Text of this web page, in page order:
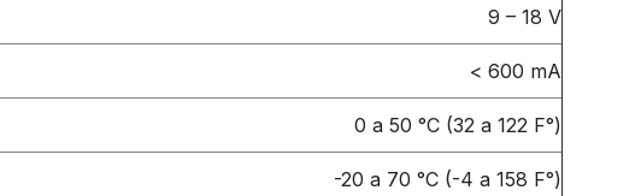
9 – 18 V
< 600 mA
0 a 50 °C (32 a 122 F°)
-20 a 70 °C (-4 a 158 F°)